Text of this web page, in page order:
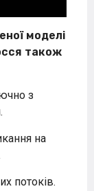
моделі
також
з
на
потоків.